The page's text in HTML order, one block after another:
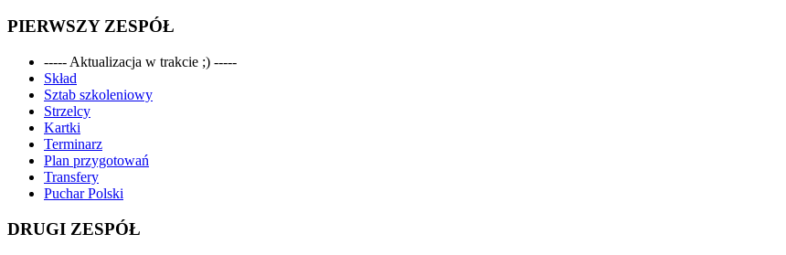
PIERWSZY ZESPÓŁ
----- Aktualizacja w trakcie ;) -----
Skład
Sztab szkoleniowy
Strzelcy
Kartki
Terminarz
Plan przygotowań
Transfery
Puchar Polski
DRUGI ZESPÓŁ